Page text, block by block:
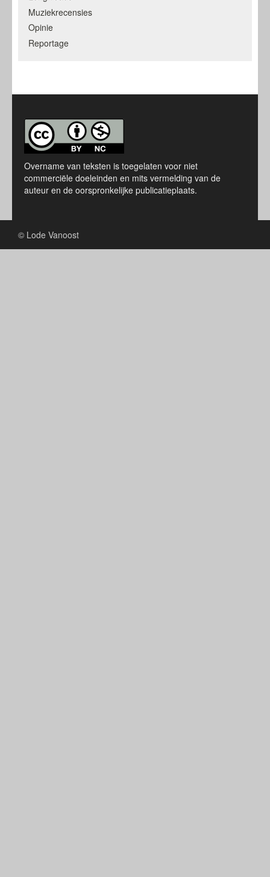
Muziekrecensies
Opinie
Reportage
Overname van teksten is toegelaten voor niet
commerciële doeleinden en mits vermelding van de
auteur en de oorspronkelijke publicatieplaats.
© Lode Vanoost